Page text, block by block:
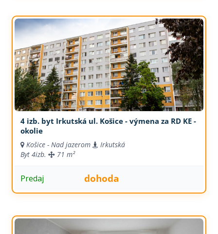
4 izb. byt Irkutská ul. Košice - výmena za RD KE -
okolie
Košice - Nad jazerom
Irkutská
Byt 4izb. 71 m²
Predaj dohoda